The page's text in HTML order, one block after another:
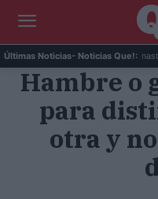
Últimas Noticias- Noticias Que!:
Navarra convertirá monasterios
Hambre o
para
otra y